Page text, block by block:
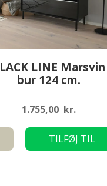
LINE Marsvin
bur 124 cm.
1.755,00 kr.
TILFØJ TIL
KURV